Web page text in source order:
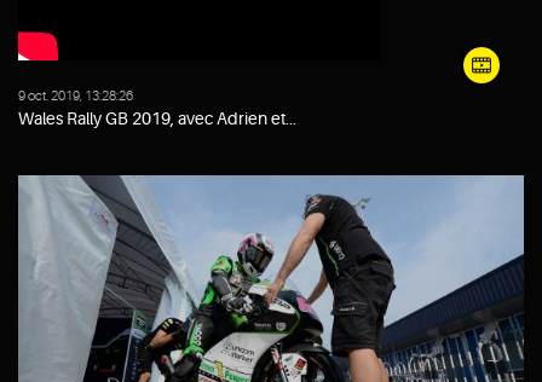
9 oct. 2019, 13:28:26
Wales Rally GB 2019, avec Adrien et...